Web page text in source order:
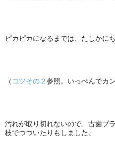
ピカピカになるまでは、たしかに
（ コツその２参照。いっぺんでカ
汚れが取り切れないので、古歯ブ
枝でつついたりもしました。